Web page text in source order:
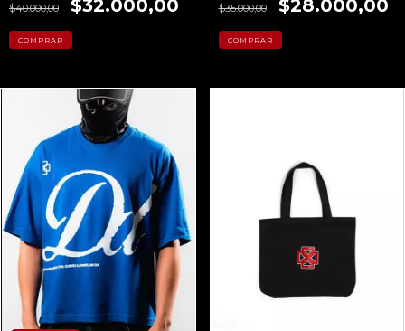
$40.000,00 $32.000,00 $35.000,00 $28.000,00